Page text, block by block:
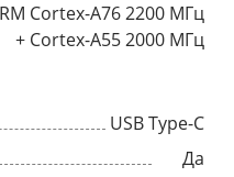
Cortex-A76 2200 МГц
+ Cortex-A55 2000 МГц
USB Type-C
Да